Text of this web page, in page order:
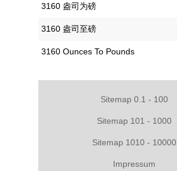
‎3160 盎司为磅
‎3160 盎司至磅
‎3160 Ounces To Pounds
Sitemap 0.1 - 100
Sitemap 101 - 1000
Sitemap 1010 - 10000
Impressum